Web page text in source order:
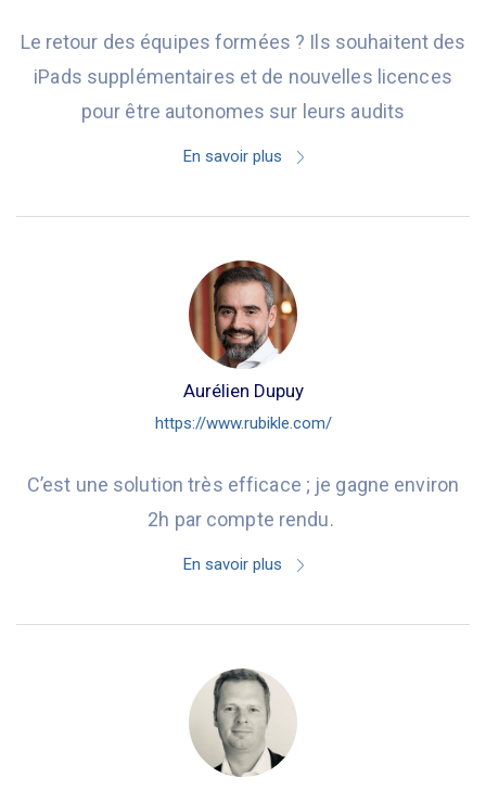
Le retour des équipes formées ? Ils souhaitent des
iPads supplémentaires et de nouvelles licences
pour être autonomes sur leurs audits
En savoir plus
Aurélien Dupuy
https://www.rubikle.com/
C’est une solution très efficace ; je gagne environ
2h par compte rendu.
En savoir plus